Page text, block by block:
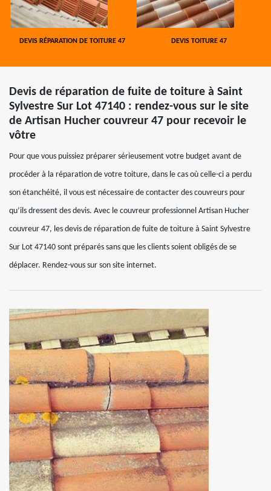
DEVIS RÉPARATION DE TOITURE 47 DEVIS TOITURE 47
Devis de réparation de fuite de toiture à Saint
Sylvestre Sur Lot 47140 : rendez-vous sur le site
de Artisan Hucher couvreur 47 pour recevoir le
vôtre
Pour que vous puissiez préparer sérieusement votre budget avant de
procéder à la réparation de votre toiture, dans le cas où celle-ci a perdu
son étanchéité, il vous est nécessaire de contacter des couvreurs pour
qu’ils dressent des devis. Avec le couvreur professionnel Artisan Hucher
couvreur 47, les devis de réparation de fuite de toiture à Saint Sylvestre
Sur Lot 47140 sont préparés sans que les clients soient obligés de se
déplacer. Rendez-vous sur son site internet.